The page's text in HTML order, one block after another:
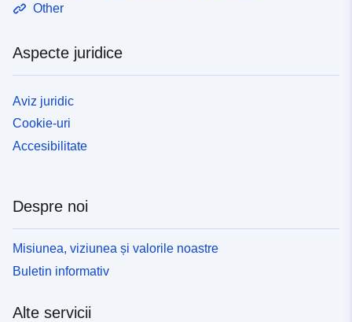
Other
Aspecte juridice
Aviz juridic
Cookie-uri
Accesibilitate
Despre noi
Misiunea, viziunea și valorile noastre
Buletin informativ
Alte servicii